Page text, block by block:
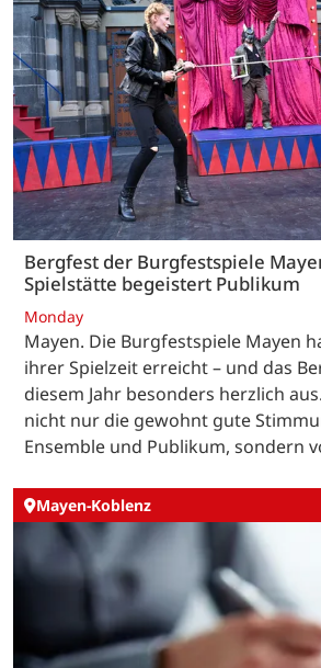
Bergfest der Burgfestspiele
Spielstätte begeistert Publikum
Monday
Mayen. Die Burgfestspiele Mayen
ihrer Spielzeit erreicht – und das
diesem Jahr besonders herzlich
nicht nur die gewohnt gute
Ensemble und Publikum, sondern
Mayen-Koblenz